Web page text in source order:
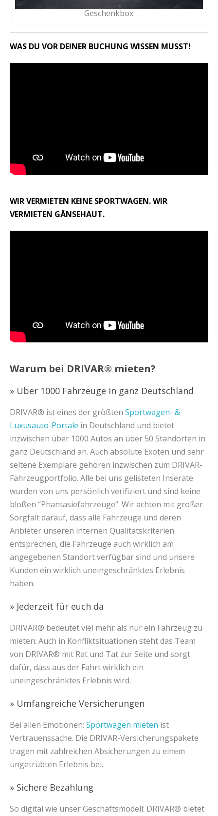
Geschenkbox
WAS DU VOR DEINER BUCHUNG WISSEN MUSST!
WIR VERMIETEN KEINE SPORTWAGEN. WIR
VERMIETEN GÄNSEHAUT.
Warum bei DRIVAR® mieten?
» Über 1000 Fahrzeuge in ganz Deutschland
DRIVAR® ist eines der größten Sportwagen- &
Luxusauto-Portale in Deutschland und bietet
inzwischen über 1000 Autos an über 50 Standorten in
ganz Deutschland an. Auch absolute Exoten und sehr
seltene Exemplare gehören inzwischen zum DRIVAR-
Fahrzeugportfolio. Alle bei uns gelisteten Inserate
wurden von uns persönlich verifiziert und sind keine
bloßen “Phantasiefahrzeuge”. Wir achten mit großer
Sorgfalt darauf, dass alle Fahrzeuge und deren
Anbieter unseren internen Qualitätskriterien
entsprechen, die Fahrzeuge auch wirklich am
angegebenen Standort verfügbar sind und unsere
Kunden ein wirklich uneingeschränktes Erlebnis
haben.
» Jederzeit für euch da
DRIVAR® bedeutet viel mehr als nur ein Fahrzeug zu
mieten: Auch in Konfliktsituationen steht das Team
von DRIVAR® mit Rat und Tat zur Seite und sorgt
dafür, dass aus der Fahrt wirklich ein
uneingeschränktes Erlebnis wird.
» Umfangreiche Versicherungen
Bei allen Emotionen: Sportwagen mieten ist
Vertrauenssache. Die DRIVAR-Versicherungspakete
tragen mit zahlreichen Absicherungen zu einem
ungetrübten Erlebnis bei.
» Sichere Bezahlung
So digital wie unser Geschäftsmodell: DRIVAR® bietet